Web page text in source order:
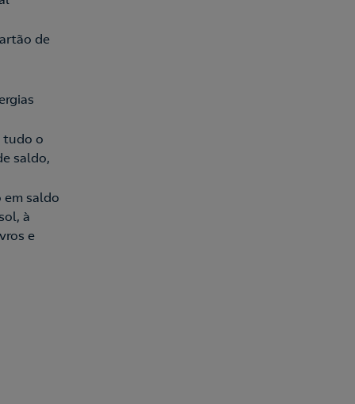
de
tudo o
saldo,
em saldo
à
e